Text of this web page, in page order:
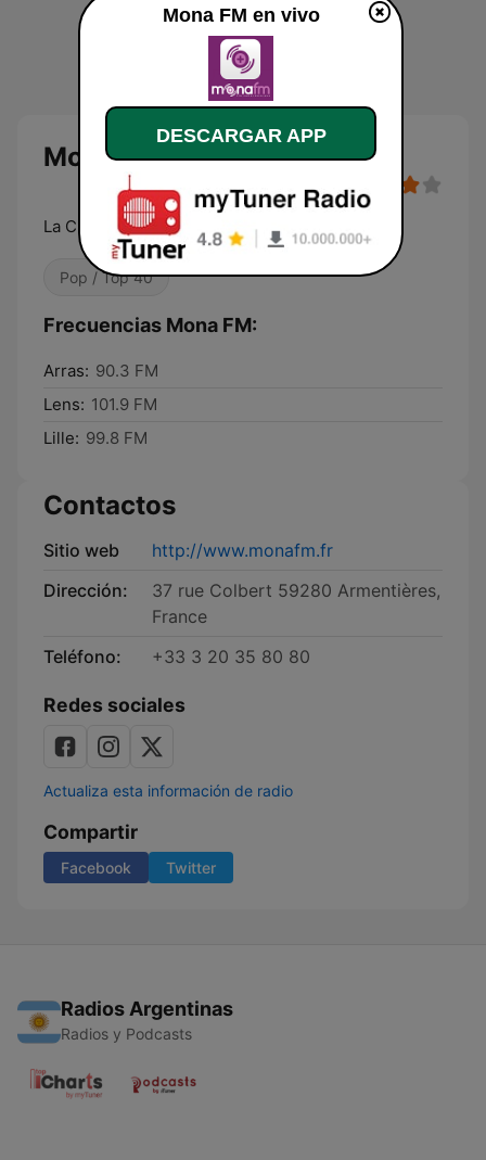
Mona FM
La Chanson Populaire!
Pop / Top 40
Frecuencias Mona FM:
Arras: 90.3 FM
Lens: 101.9 FM
Lille: 99.8 FM
Contactos
Sitio web
http://www.monafm.fr
Dirección:
37 rue Colbert 59280 Armentières,
France
Teléfono:
+33 3 20 35 80 80
Redes sociales
Actualiza esta información de radio
Compartir
Facebook Twitter
Radios Argentinas
Radios y Podcasts
Mona FM en vivo
DESCARGAR APP